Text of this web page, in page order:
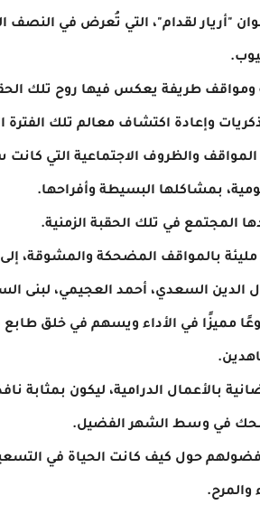
"أريار لقدام"، التي تُعرض في النصف
طريفة يعكس فيها روح تلك
وإعادة اكتشاف معالم تلك الفترة
والظروف الاجتماعية التي كانت
بمشاكلها البسيطة وأفراحها.
المجتمع في تلك الحقبة الزمنية.
بالمواقف المضحكة والمشوقة،
الدين السعدي، أحمد العجيمي، لبنى
مميزًا في الأداء ويسهم في خلق طابع
بالأعمال الدرامية، ليكون بمثابة
في وسط الشهر الفضيل.
فضولهم حول كيف كانت الحياة في
والمرح.